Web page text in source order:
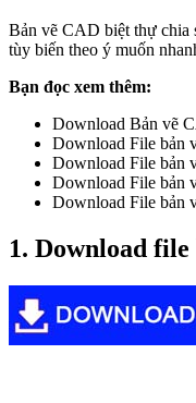
Bản vẽ CAD biệt thự chia
tùy biến theo ý muốn
Bạn đọc xem thêm:
Download Bản vẽ
Download File bản
Download File bản
Download File bản
Download File bản
1. Download